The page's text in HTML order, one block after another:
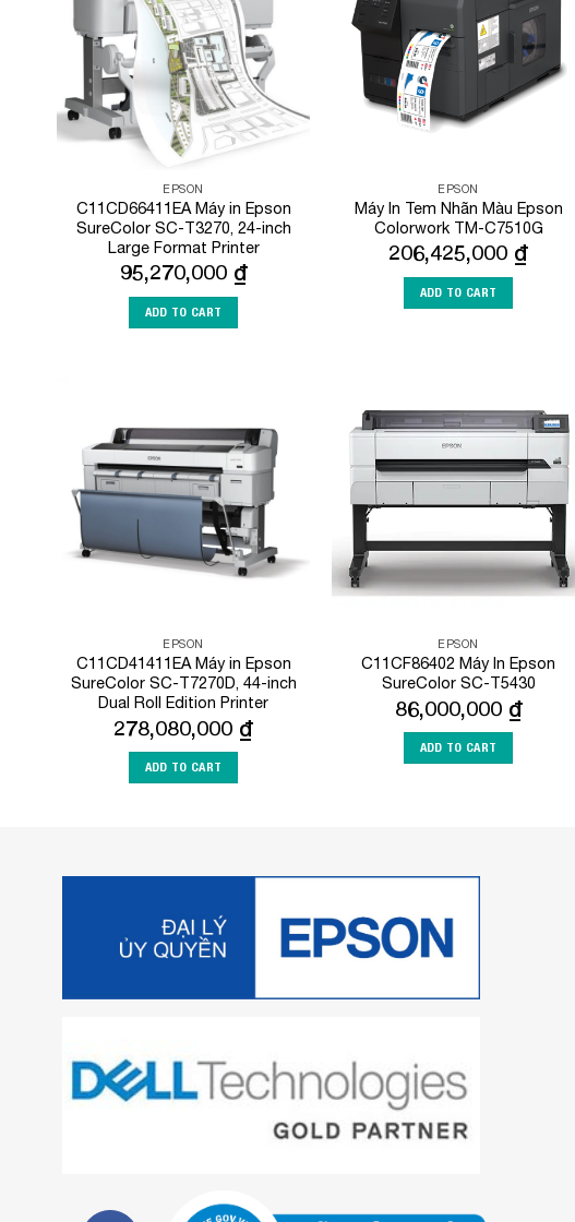
EPSON
C11CD66411EA Máy in Epson
SureColor SC-T3270, 24-inch
Large Format Printer
95,270,000 ₫
ADD TO CART
EPSON
Máy In Tem Nhãn Màu Epson
Colorwork TM-C7510G
206,425,000 ₫
ADD TO CART
Add to
Wishlist
EPSON
C11CD41411EA Máy in Epson
SureColor SC-T7270D, 44-inch
Dual Roll Edition Printer
278,080,000 ₫
ADD TO CART
Add to
EPSON
C11CF86402 Máy In Epson
SureColor SC-T5430
86,000,000 ₫
ADD TO CART